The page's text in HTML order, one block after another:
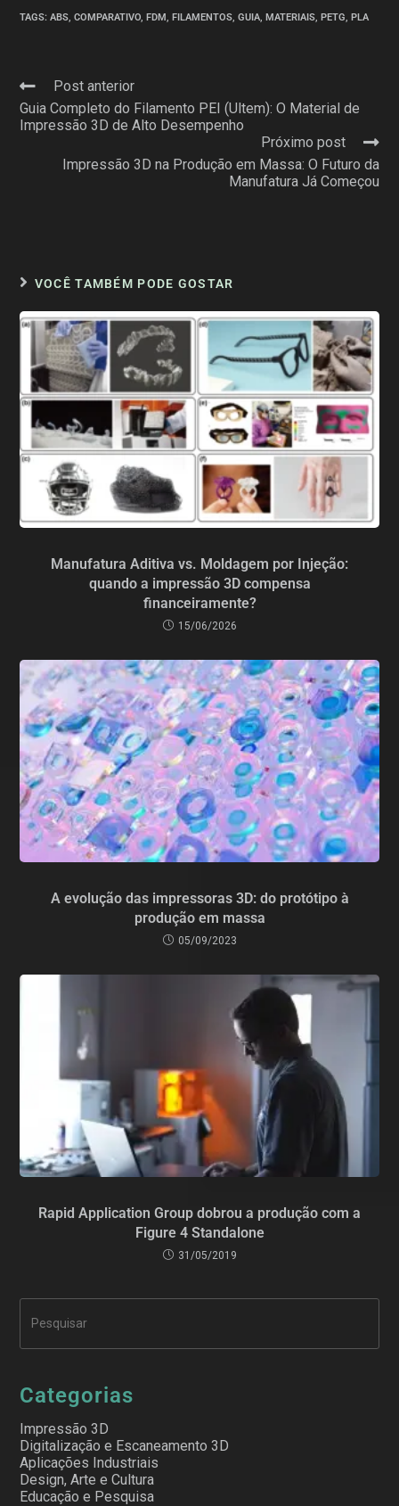
TAGS:ABS, COMPARATIVO, FDM, FILAMENTOS, GUIA, MATERIAIS, PETG, PLA
Post anterior
Guia Completo do Filamento PEI (Ultem): O Material de
Impressão 3D de Alto Desempenho
Próximo post
Impressão 3D na Produção em Massa: O Futuro da
Manufatura Já Começou
VOCÊ TAMBÉM PODE GOSTAR
Manufatura Aditiva vs. Moldagem por Injeção:
quando a impressão 3D compensa
financeiramente?
15/06/2026
A evolução das impressoras 3D: do protótipo à
produção em massa
05/09/2023
Rapid Application Group dobrou a produção com a
Figure 4 Standalone
31/05/2019
Categorias
Impressão 3D
Digitalização e Escaneamento 3D
Aplicações Industriais
Design, Arte e Cultura
Educação e Pesquisa